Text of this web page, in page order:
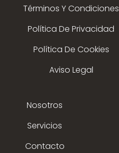
Términos Y Condiciones
Política De Privacidad
Política De Cookies
Aviso Legal
Nosotros
Servicios
Contacto